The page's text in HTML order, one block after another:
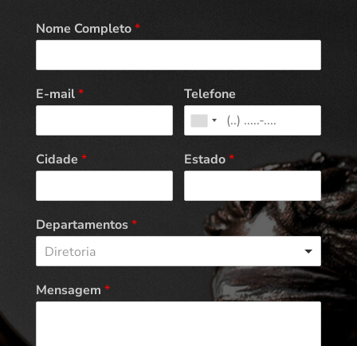
Nome Completo*
E-mail* Telefone
Cidade * Estado*
Departamentos*
Diretoria
Mensagem *